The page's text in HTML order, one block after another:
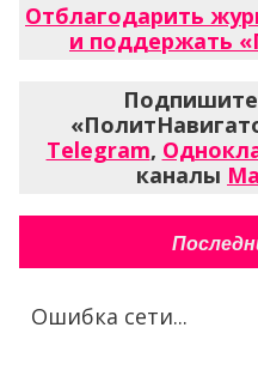
Отблагодарить
и поддержать
Telegram,
каналы
Ошибка сети...